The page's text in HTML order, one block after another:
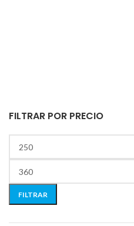
FILTRAR POR PRECIO
FILTRAR